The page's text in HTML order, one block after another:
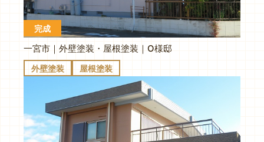
完成
一宮市｜外壁塗装・屋根塗装｜O様邸
外壁塗装 屋根塗装